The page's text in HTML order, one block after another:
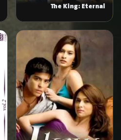
The King: Eternal